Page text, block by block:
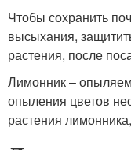
Чтобы сохранить
высыхания,
растения, после
Лимонник –
опыления цветов
растения